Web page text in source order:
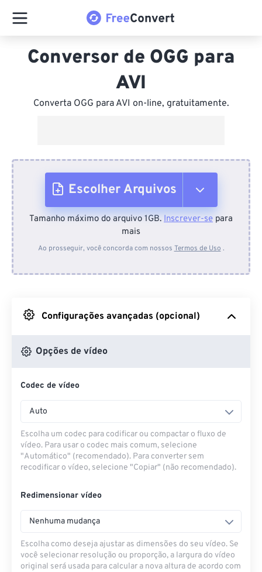
Conversor de OGG para
AVI
Converta OGG para AVI on-line, gratuitamente.
Escolher Arquivos
Do dispositivo
Do Google Drive
Do OneDrive
Tamanho máximo do arquivo 1GB. Inscrever-se para
mais
Ao prosseguir, você concorda com nossos Termos de Uso .
Configurações avançadas (opcional)
Opções de vídeo
Codec de vídeo
Auto
Escolha um codec para codificar ou compactar o fluxo de
vídeo. Para usar o codec mais comum, selecione
"Automático" (recomendado). Para converter sem
recodificar o vídeo, selecione "Copiar" (não recomendado).
Redimensionar vídeo
Nenhuma mudança
Escolha como deseja ajustar as dimensões do seu vídeo. Se
você selecionar resolução ou proporção, a largura do vídeo
original será usada para calcular a nova altura de acordo com